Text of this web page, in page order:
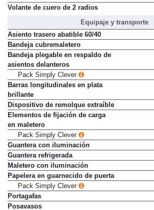
Volante con calefacción
Equipaje y transporte
Asiento trasero abatible 60/40
Bandeja cubremaletero
Bandeja plegable en respaldo de
asientos delanteros
Pack Simply Clever
Barras longitudinales en plata
brillante
Dispositivo de remolque extraíble
Elementos de fijación de carga
en maletero
Pack Simply Clever
Guantera con iluminación
Guantera refrigerada
Maletero con iluminación
Papelera en guarnecido de puerta
Pack Simply Clever
Portagafas